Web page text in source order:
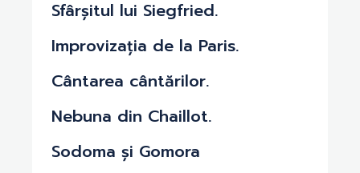
Sfârșitul lui Siegfried.
Improvizația de la Paris.
Cântarea cântărilor.
Nebuna din Chaillot.
Sodoma și Gomora